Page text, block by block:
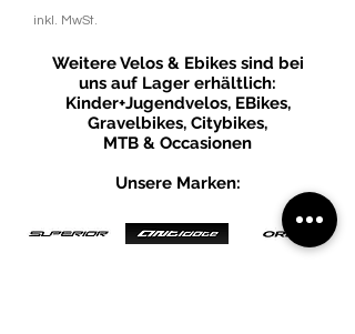
inkl. MwSt.
Weitere Velos & Ebikes sind bei
uns auf Lager erhältlich:
Kinder+Jugendvelos, EBikes,
Gravelbikes, Citybikes,
MTB & Occasionen
Unsere Marken: